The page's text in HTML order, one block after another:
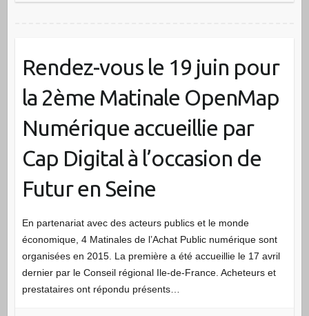
Rendez-vous le 19 juin pour
la 2ème Matinale OpenMap
Numérique accueillie par
Cap Digital à l’occasion de
Futur en Seine
En partenariat avec des acteurs publics et le monde
économique, 4 Matinales de l’Achat Public numérique sont
organisées en 2015. La première a été accueillie le 17 avril
dernier par le Conseil régional Ile-de-France. Acheteurs et
prestataires ont répondu présents…